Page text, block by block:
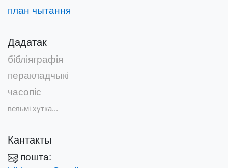
план чытання
Дадатак
бібліяграфія
перакладчыкі
часопіс
вельмі хутка...
Кантакты
пошта: